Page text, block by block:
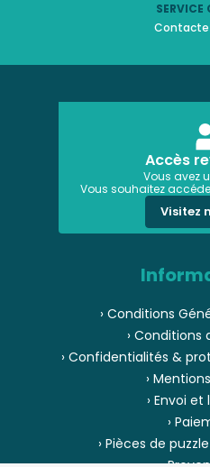
SERVICE
Accès
Vous avez
Vous souhaitez
Visitez
› Conditions
› Conditions
› Confidentialités &
›
› Envoi et
›
› Pièces de